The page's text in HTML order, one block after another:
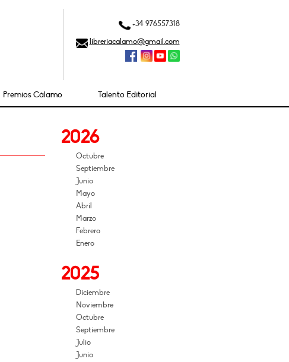
+34 976557318
libreriacalamo@gmail.com
Premios Cálamo Talento Editorial
2026
Octubre
Septiembre
Junio
Mayo
Abril
Marzo
Febrero
Enero
2025
Diciembre
Noviembre
Octubre
Septiembre
Julio
Junio